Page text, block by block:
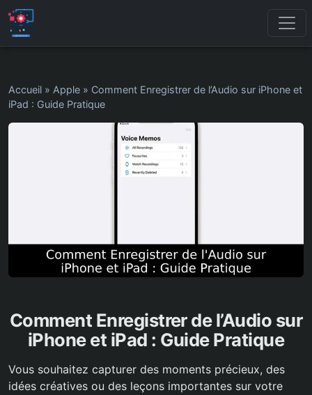
Accueil » Apple » Comment Enregistrer de l’Audio sur iPhone et
iPad : Guide Pratique
Comment Enregistrer de l’Audio sur
iPhone et iPad : Guide Pratique
Vous souhaitez capturer des moments précieux, des
idées créatives ou des leçons importantes sur votre